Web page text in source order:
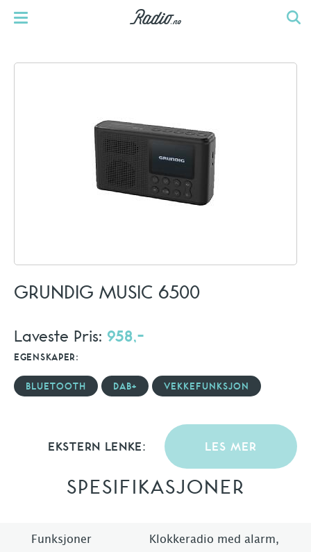
GRUNDIG MUSIC 6500
Laveste Pris: 958,-
EGENSKAPER:
BLUETOOTH DAB+ VEKKEFUNKSJON
EKSTERN LENKE: LES MER
SPESIFIKASJONER
Funksjoner
Klokkeradio med alarm,